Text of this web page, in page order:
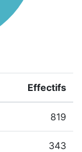
Effectifs
819
343